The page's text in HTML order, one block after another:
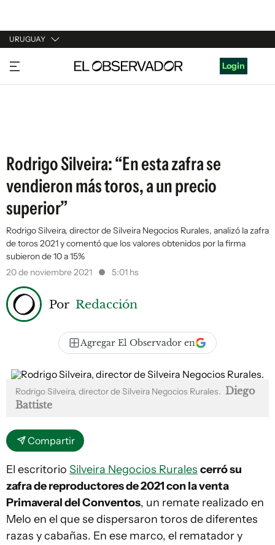
URUGUAY
URUGUAY
ARGENTINA
Login
Rodrigo Silveira: “En esta zafra se
vendieron más toros, a un precio
superior”
Rodrigo Silveira, director de Silveira Negocios Rurales, analizó la zafra
de toros 2021 y comentó que los valores obtenidos por la firma
subieron de 10 a 15%
20 de noviembre 2021
5:01 hs
Por Redacción
Agregar El Observador en
Rodrigo Silveira, director de Silveira Negocios Rurales. Diego
Battiste
Compartir
El escritorio Silveira Negocios Rurales cerró su
zafra de reproductores de 2021 con la venta
Primaveral del Conventos, un remate realizado en
Melo en el que se dispersaron toros de diferentes
razas y cabañas. En ese marco, el rematador y